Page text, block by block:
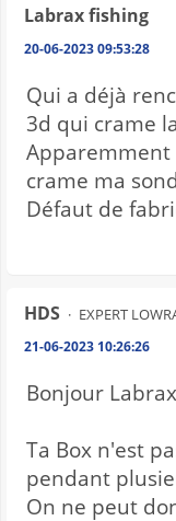
Labrax fishing
20-06-2023 09:53:28
Qui a déjà
3d qui crame
Apparemment
crame ma
Défaut de
HDS EXPERT
21-06-2023 10:26:26
Bonjour
Ta Box n'est
pendant
On ne peut